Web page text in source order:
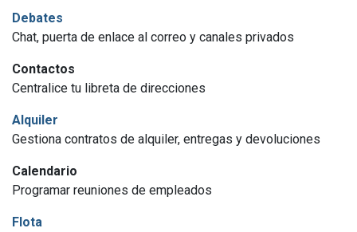
Debates
Chat, puerta de enlace al correo y canales privados
Contactos
Centralice tu libreta de direcciones
Alquiler
Gestiona contratos de alquiler, entregas y devoluciones
Calendario
Programar reuniones de empleados
Flota